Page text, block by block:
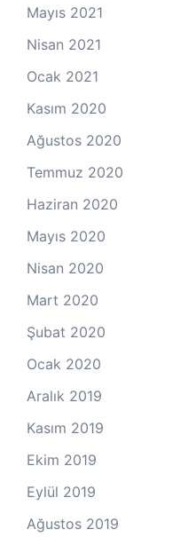
Mayıs 2021
Nisan 2021
Ocak 2021
Kasım 2020
Ağustos 2020
Temmuz 2020
Haziran 2020
Mayıs 2020
Nisan 2020
Mart 2020
Şubat 2020
Ocak 2020
Aralık 2019
Kasım 2019
Ekim 2019
Eylül 2019
Ağustos 2019